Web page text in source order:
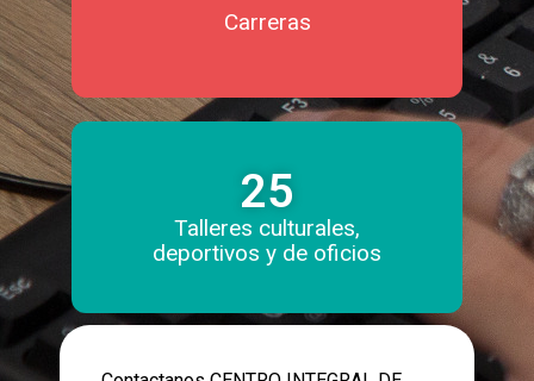
Carreras
25
Talleres culturales,
deportivos y de oficios